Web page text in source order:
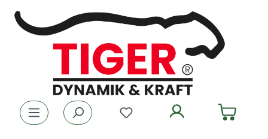
Zum Hauptinhalt springen
Du hast 0 Produkte auf